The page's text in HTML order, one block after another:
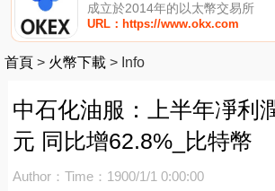
成立於2014年的以太幣交易所
URL：https://www.okx.com
首頁 > 火幣下載 > Info
中石化油服：上半年凈利
元 同比增62.8%_比特幣
Author： Time：1900/1/1 0:00:00